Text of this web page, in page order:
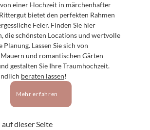
von einer Hochzeit in märchenhafter
bietet den perfekten Rahmen
Feier. Finden Sie hier
die schönsten Locations und wertvolle
Lassen Sie sich von
und romantischen Gärten
gestalten Sie Ihre Traumhochzeit.
beraten lassen!
Mehr erfahren
dieser Seite